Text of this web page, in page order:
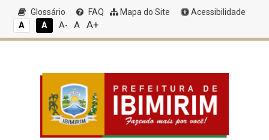
Glossário FAQ Mapa do Site
Acessibilidade
A
A A- A A+